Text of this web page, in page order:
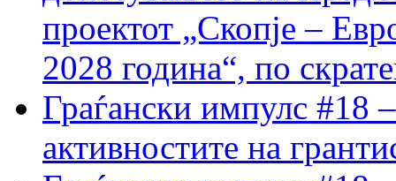
проектот „Скопје –
2028 година“, по
Граѓански импулс #18
активностите на